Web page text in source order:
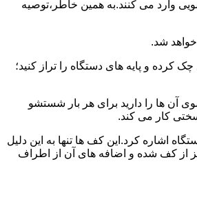
وارد می کنند.به همین خاطر،توصیه
شد.
و پایه های دستگاه را تراز کنید؛
آن ها را دارید برای هر بار شستشو
کار می کند.
اشاره کرد.این کف ها تنها به این دلیل
از کف شده و اضافه های آن از اطراف